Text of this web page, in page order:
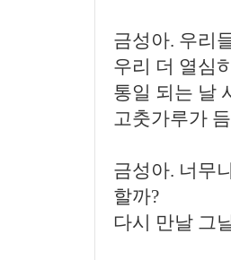
금성아. 우리
우리 더 열심
통일 되는 날
고춧가루가
금성아. 너무
할까?
다시 만날 그